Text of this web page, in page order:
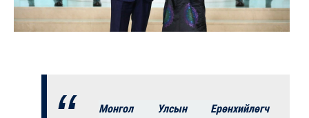
Монгол Улсын Ерөнхийлөгч